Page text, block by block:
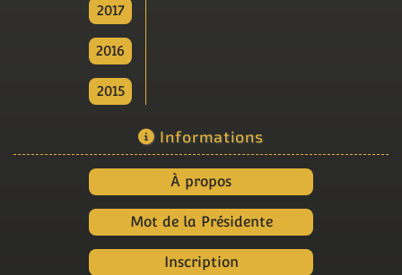
2017
2016
2015
Informations
À propos
Mot de la Présidente
Inscription